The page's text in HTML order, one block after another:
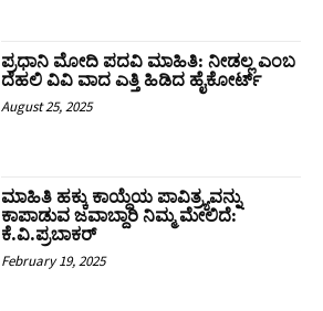
ಪ್ರಧಾನಿ ಮೋದಿ ಪದವಿ ಮಾಹಿತಿ: ನೀಡಲ್ಲ ಎಂಬ
ದೆಹಲಿ ವಿವಿ ವಾದ ಎತ್ತಿ ಹಿಡಿದ ಹೈಕೋರ್ಟ್‌
August 25, 2025
ಮಾಹಿತಿ ಹಕ್ಕು ಕಾಯ್ದೆಯ ಪಾವಿತ್ರ್ಯವನ್ನು
ಕಾಪಾಡುವ ಜವಾಬ್ದಾರಿ ನಿಮ್ಮ ಮೇಲಿದೆ:‌
ಕೆ.ವಿ.ಪ್ರಬಾಕರ್
February 19, 2025